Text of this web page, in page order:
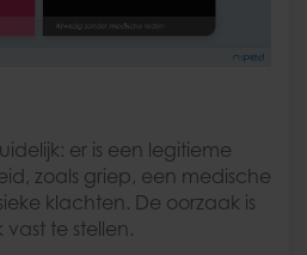
er is een legitieme
zoals griep, een medische
klachten. De oorzaak is
te stellen.